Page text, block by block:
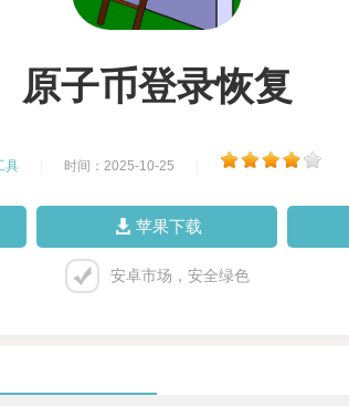
原子币登录恢复
具 时间：2025-10-25
苹果下载
安卓市场，安全绿色